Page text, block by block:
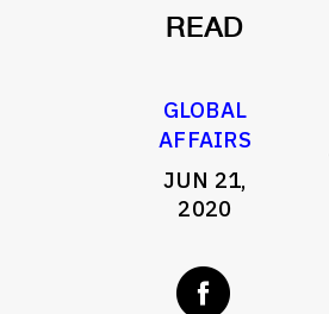
READ
GLOBAL
AFFAIRS
JUN 21,
2020